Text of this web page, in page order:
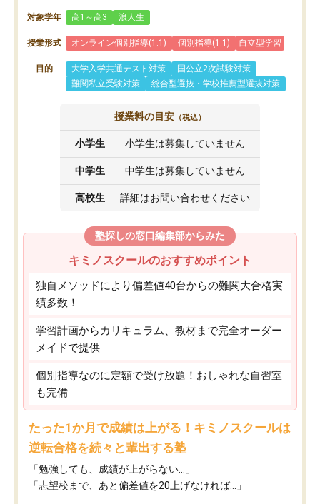
対象学年 高1～高3 浪人生
授業形式 オンライン個別指導(1:1) 個別指導(1:1) 自立型学習
目的 大学入学共通テスト対策
国公立2次試験対策
難関私立受験対策
総合型選抜・学校推薦型選抜対策
授業料の目安 （税込）
小学生 小学生は募集していません
中学生 中学生は募集していません
高校生 詳細はお問い合わせください
塾探しの窓口編集部からみた
キミノスクールのおすすめポイント
独自メソッドにより偏差値40台からの難関大合格実
績多数！
学習計画からカリキュラム、教材まで完全オーダー
メイドで提供
個別指導なのに定額で受け放題！おしゃれな自習室
も完備
たった1か月で成績は上がる！キミノスクールは
逆転合格を続々と輩出する塾
「勉強しても、成績が上がらない…」
「志望校まで、あと偏差値を20上げなければ…」